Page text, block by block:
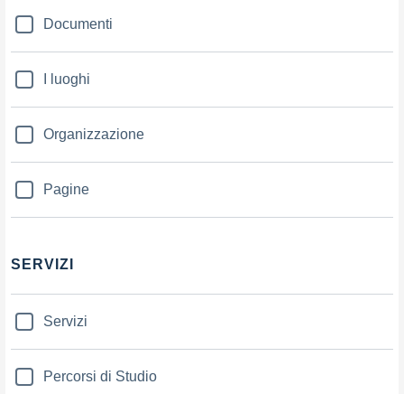
Documenti
I luoghi
Organizzazione
Pagine
SERVIZI
Servizi
Percorsi di Studio